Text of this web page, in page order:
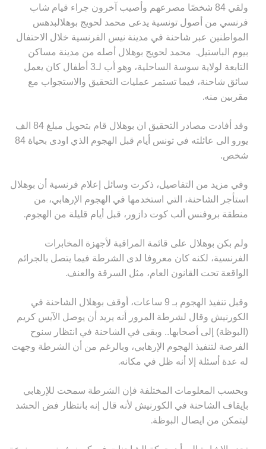
ولقي 84 شخصًا مصرعهم وأصيب آخرون جراء قيام شاب
فرنسي من أصول تونسية يدعى محمد لحويج بوهلالبدهس
المواطنين عبر شاحنة في مدينة نيس الفرنسية خلال الاحتفال
بيوم الباستيل. محمد لحويج بوهلال أصله من مدينة مساكن
التابعة لولاية سوسة الساحلية، وهو أب لـ3 أطفال كان يعمل
سائق شاحنة، فيما تستمر عمليات التحقيق والاستجواب مع
مقربين منه.
وقد أفادت مصادر التحقيق ان بوهلال قام بتحويل مبلغ 84 الف
يورو الى عائلته في تونس أيام قبل الهجوم الذي اودى بحياة 84
شخص.
وفي مزيد من التفاصيل، ذكرت وسائل إعلام فرنسية أن بوهلال
استأجر الشاحنة، التي استخدمها في الهجوم الإرهابي، من
منطقة بروفنس ألب كوت دازور، قبل أيام قليلة من الهجوم.
ولم بكن بوهلال على قائمة المراقبة لأجهزة المخابرات
الفرنسية، لكنه كان معروفا لدى الشرطة فيما يتصل بالجرائم
الواقعة تحت القانون العام، مثل السرقة والعنف.
وقبل تنفيذ الهجوم بـ 9 ساعات، أوقف بوهلال الشاحنة في
الكورنيش وقال لشرطة المرور أنه يريد أن يوصل الآيس كريم
(البوظة) إلى أصحابها.. وبقى في الشاحنة في انتظار سنوح
الفرصة لتنفيذ الهجوم الإرهابي، وبالرغم من أن الشرطة وجهت
له عدة أسئلة إلا أنه ظل في مكانه.
وبحسب المعلومات المختلفة فإن الشرطة سمحت للإرهابي
بإيقاف الشاحنة في الكورنيش لأنه قال إنه بانتظار فض الحشد
ليتمكن من ايصال البوظة.